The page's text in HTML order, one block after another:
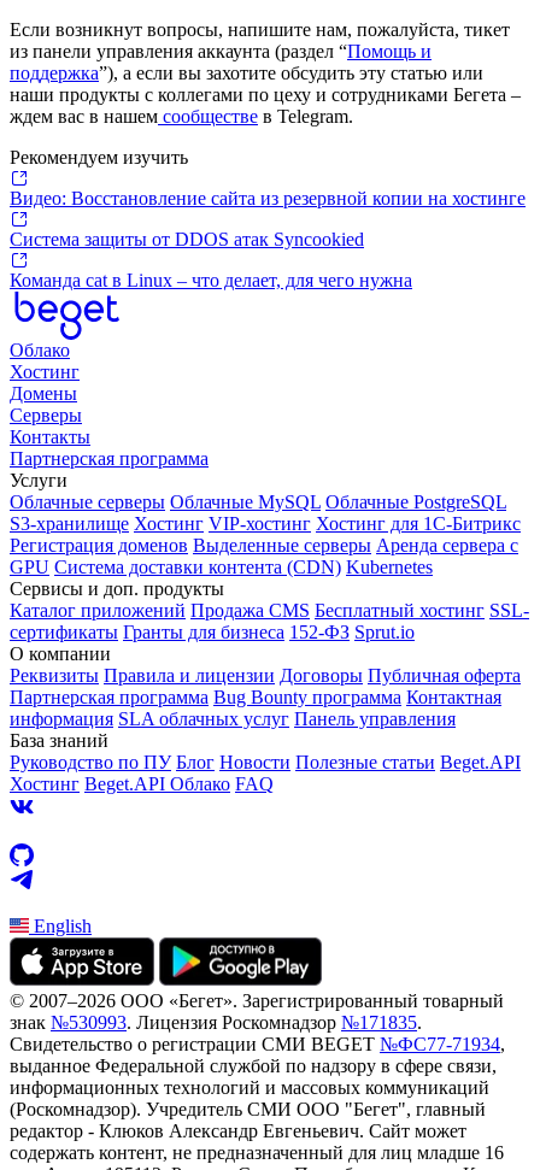
Если возникнут вопросы, напишите нам, пожалуйста, тикет
из панели управления аккаунта (раздел “Помощь и
поддержка”), а если вы захотите обсудить эту статью или
наши продукты с коллегами по цеху и сотрудниками Бегета –
ждем вас в нашем сообществе в Telegram.
Рекомендуем изучить
Видео: Восстановление сайта из резервной копии на хостинге
Система защиты от DDOS атак Syncookied
Команда cat в Linux – что делает, для чего нужна
Облако
Хостинг
Домены
Серверы
Контакты
Партнерская программа
Услуги
Облачные серверы Облачные MySQL Облачные PostgreSQL
S3-хранилище Хостинг VIP-хостинг Хостинг для 1C-Битрикс
Регистрация доменов Выделенные серверы Аренда сервера с
GPU Система доставки контента (CDN) Kubernetes
Cервисы и доп. продукты
Каталог приложений Продажа CMS Бесплатный хостинг SSL-
сертификаты Гранты для бизнеса 152-ФЗ Sprut.io
О компании
Реквизиты Правила и лицензии Договоры Публичная оферта
Партнерская программа Bug Bounty программа Контактная
информация SLA облачных услуг Панель управления
База знаний
Руководство по ПУ Блог Новости Полезные статьи Beget.API
Хостинг Beget.API Облако FAQ
English
© 2007–2026 ООО «Бегет». Зарегистрированный товарный
знак №530993. Лицензия Роскомнадзор №171835.
Свидетельство о регистрации СМИ BEGET №ФС77-71934,
выданное Федеральной службой по надзору в сфере связи,
информационных технологий и массовых коммуникаций
(Роскомнадзор). Учредитель СМИ ООО "Бегет", главный
редактор - Клюков Александр Евгеньевич. Сайт может
содержать контент, не предназначенный для лиц младше 16